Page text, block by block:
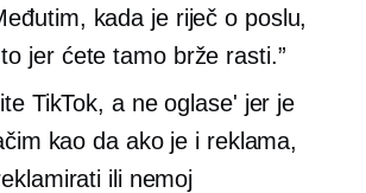
kada je riječ o poslu,
jer ćete tamo brže rasti.”
TikTok, a ne oglase' jer je
kao da ako je i reklama,
ili nemoj